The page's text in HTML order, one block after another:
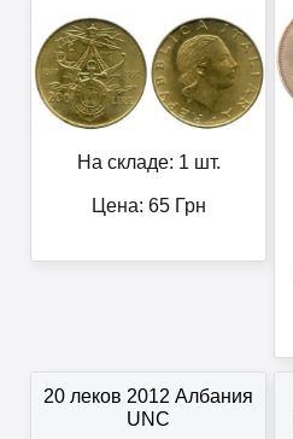
На складе: 1 шт.
Цена: 65Грн
20 леков 2012 Албания
UNC